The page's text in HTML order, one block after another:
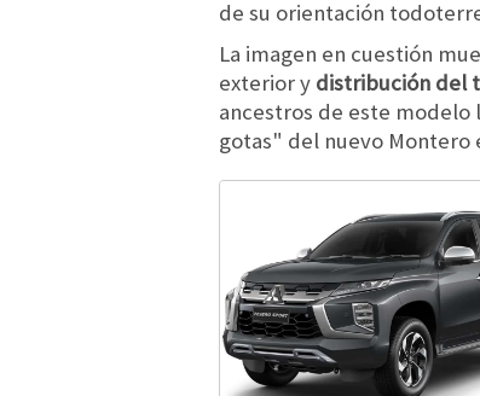
de su orientación
La imagen en cuestión
exterior y distribución del
ancestros de este modelo
gotas" del nuevo Montero